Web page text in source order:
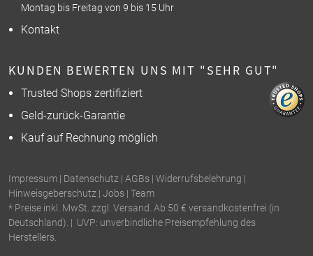
Montag bis Freitag von 9 bis 15 Uhr
Kontakt
KUNDEN BEWERTEN UNS MIT "SEHR GUT"
Trusted Shops zertifiziert
Geld-zurück-Garantie
Kauf auf Rechnung möglich
Impressum Datenschutz AGBs Widerrufsbelehrung
Hinweisgeberschutz Jobs Team
* Preise inkl. MwSt. zzgl. Versand. Ab 50 € versandkostenfrei (in
Deutschland). | UVP: unverbindliche Preisempfehlung des
Herstellers.